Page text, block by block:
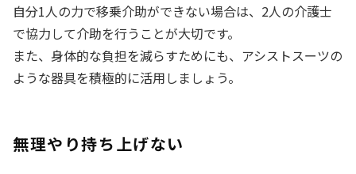
自分1人の力で移乗介助ができない場合は、2人の介護士
で協力して介助を行うことが大切です。
また、身体的な負担を減らすためにも、アシストスーツの
ような器具を積極的に活用しましょう。
無理やり持ち上げない